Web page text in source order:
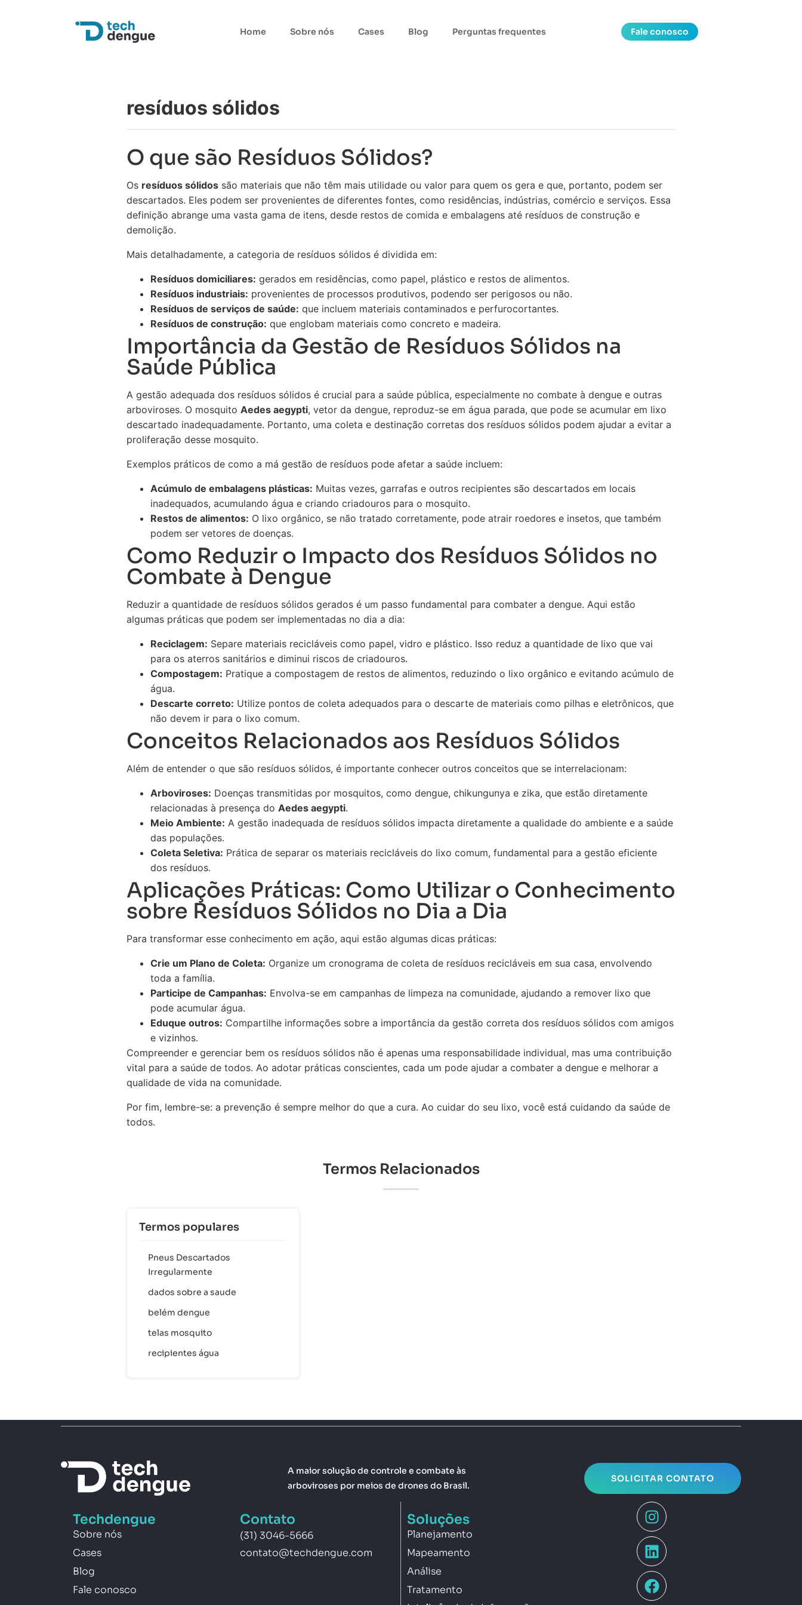
Home Sobre nós Cases Blog Perguntas frequentes Fale conosco
resíduos sólidos
O que são Resíduos Sólidos?
Os resíduos sólidos são materiais que não têm mais utilidade ou valor para quem os gera e que, portanto, podem ser
descartados. Eles podem ser provenientes de diferentes fontes, como residências, indústrias, comércio e serviços. Essa
definição abrange uma vasta gama de itens, desde restos de comida e embalagens até resíduos de construção e
demolição.
Mais detalhadamente, a categoria de resíduos sólidos é dividida em:
Resíduos domiciliares: gerados em residências, como papel, plástico e restos de alimentos.
Resíduos industriais: provenientes de processos produtivos, podendo ser perigosos ou não.
Resíduos de serviços de saúde: que incluem materiais contaminados e perfurocortantes.
Resíduos de construção: que englobam materiais como concreto e madeira.
Importância da Gestão de Resíduos Sólidos na
Saúde Pública
A gestão adequada dos resíduos sólidos é crucial para a saúde pública, especialmente no combate à dengue e outras
arboviroses. O mosquito Aedes aegypti, vetor da dengue, reproduz-se em água parada, que pode se acumular em lixo
descartado inadequadamente. Portanto, uma coleta e destinação corretas dos resíduos sólidos podem ajudar a evitar a
proliferação desse mosquito.
Exemplos práticos de como a má gestão de resíduos pode afetar a saúde incluem:
Acúmulo de embalagens plásticas: Muitas vezes, garrafas e outros recipientes são descartados em locais
inadequados, acumulando água e criando criadouros para o mosquito.
Restos de alimentos: O lixo orgânico, se não tratado corretamente, pode atrair roedores e insetos, que também
podem ser vetores de doenças.
Como Reduzir o Impacto dos Resíduos Sólidos no
Combate à Dengue
Reduzir a quantidade de resíduos sólidos gerados é um passo fundamental para combater a dengue. Aqui estão
algumas práticas que podem ser implementadas no dia a dia:
Reciclagem: Separe materiais recicláveis como papel, vidro e plástico. Isso reduz a quantidade de lixo que vai
para os aterros sanitários e diminui riscos de criadouros.
Compostagem: Pratique a compostagem de restos de alimentos, reduzindo o lixo orgânico e evitando acúmulo de
água.
Descarte correto: Utilize pontos de coleta adequados para o descarte de materiais como pilhas e eletrônicos, que
não devem ir para o lixo comum.
Conceitos Relacionados aos Resíduos Sólidos
Além de entender o que são resíduos sólidos, é importante conhecer outros conceitos que se interrelacionam:
Arboviroses: Doenças transmitidas por mosquitos, como dengue, chikungunya e zika, que estão diretamente
relacionadas à presença do Aedes aegypti.
Meio Ambiente: A gestão inadequada de resíduos sólidos impacta diretamente a qualidade do ambiente e a saúde
das populações.
Coleta Seletiva: Prática de separar os materiais recicláveis do lixo comum, fundamental para a gestão eficiente
dos resíduos.
Aplicações Práticas: Como Utilizar o Conhecimento
sobre Resíduos Sólidos no Dia a Dia
Para transformar esse conhecimento em ação, aqui estão algumas dicas práticas:
Crie um Plano de Coleta: Organize um cronograma de coleta de resíduos recicláveis em sua casa, envolvendo
toda a família.
Participe de Campanhas: Envolva-se em campanhas de limpeza na comunidade, ajudando a remover lixo que
pode acumular água.
Eduque outros: Compartilhe informações sobre a importância da gestão correta dos resíduos sólidos com amigos
e vizinhos.
Compreender e gerenciar bem os resíduos sólidos não é apenas uma responsabilidade individual, mas uma contribuição
vital para a saúde de todos. Ao adotar práticas conscientes, cada um pode ajudar a combater a dengue e melhorar a
qualidade de vida na comunidade.
Por fim, lembre-se: a prevenção é sempre melhor do que a cura. Ao cuidar do seu lixo, você está cuidando da saúde de
todos.
Termos Relacionados
Termos populares
Pneus Descartados
Irregularmente
dados sobre a saude
belém dengue
telas mosquito
recipientes água
A maior solução de controle e combate às
arboviroses por meios de drones do Brasil.
SOLICITAR CONTATO
Techdengue
Sobre nós
Cases
Blog
Fale conosco
Contato
(31) 3046-5666
contato@techdengue.com
Soluções
Planejamento
Mapeamento
Análise
Tratamento